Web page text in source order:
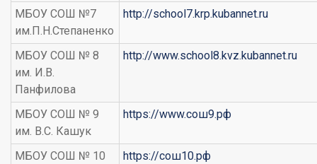
МБОУ СОШ №7
им.П.Н.Степаненко
http://school7.krp.kubannet.ru
МБОУ СОШ № 8
им. И.В.
Панфилова
http://www.school8.kvz.kubannet.ru
МБОУ СОШ № 9
им. В.С. Кашук
https://www.сош9.рф
МБОУ СОШ № 10
https://сош10.рф